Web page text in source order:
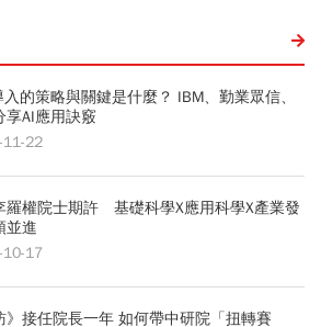
的策略與關鍵是什麼？ IBM、勤業眾信、
享AI應用訣竅
11-22
羅權院士期許 基礎科學X應用科學X產業發
進
10-17
》接任院長一年 如何帶中研院「扭轉賽